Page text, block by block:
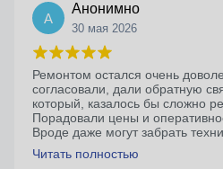
А
Анонимно
30 мая 2026
Ремонтом остался очень
согласовали, дали обратную
который, казалось бы сложно
Порадовали цены и
Вроде даже могут забрать
после ремонта если живешь не
конечно . Буду обращаться
Читать полностью